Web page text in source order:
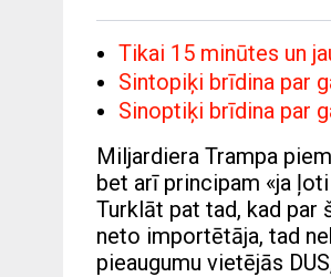
Tikai 15 minūtes un
Sintopiķi brīdina par
Sinoptiķi brīdina par
Miljardiera Trampa
bet arī principam «ja
Turklāt pat tad, kad par
neto importētāja, tad
pieaugumu vietējās